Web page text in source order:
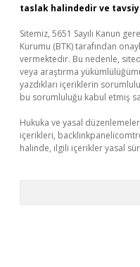
taslak halindedir ve
Sitemiz, 5651 Sayılı Kanun
Kurumu (BTK) tarafından
vermektedir. Bu nedenle,
veya araştırma
yazdıkları içeriklerin
bu sorumluluğu kabul etmiş
Hukuka ve yasal
içerikleri,
halinde, ilgili içerikler yasal